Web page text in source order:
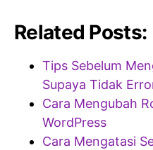
Related Posts:
Tips Sebelum
Supaya Tidak
Cara Mengubah
WordPress
Cara Mengatasi